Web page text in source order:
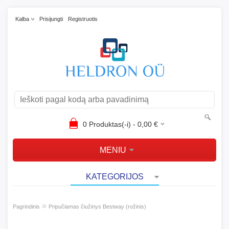
Kalba Prisijungti Registruotis
0Produktas(-i) - 0,00€
MENIU
KATEGORIJOS
Pagrindinis » Pripučiamas čiužinys Bestway (rožinis)